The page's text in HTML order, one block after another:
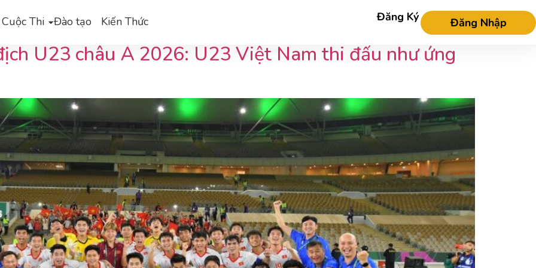
Thi Đào tạo Kiến Thức Đăng Ký Đăng Nhập
U23 châu Á 2026: U23 Việt Nam thi đấu như ứng